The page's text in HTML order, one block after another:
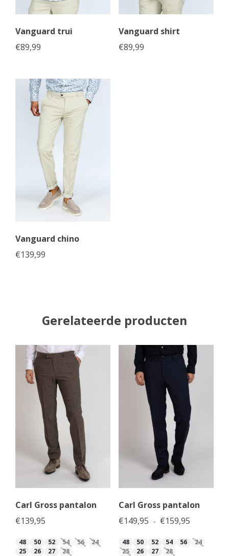
Vanguard trui
€89,99
Vanguard shirt
€89,99
Vanguard chino
€139,99
Gerelateerde producten
Carl Gross pantalon
€139,95
48 50 52 54 56
24
25
26 27 28
Carl Gross pantalon
€149,95 - €159,95
48 50 52 54 56
24
25
26 27 28